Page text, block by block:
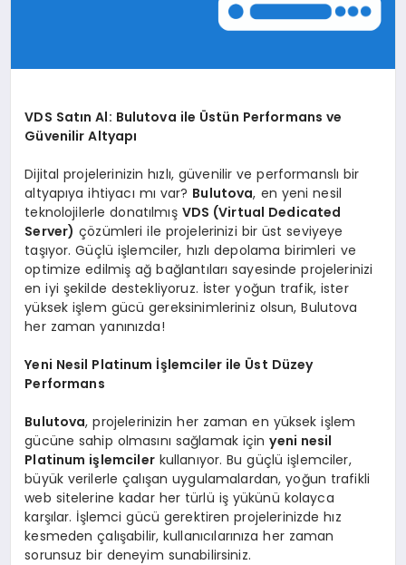
VDS Satın Al: Bulutova ile Üstün Performans ve
Güvenilir Altyapı
Dijital projelerinizin hızlı, güvenilir ve performanslı bir
altyapıya ihtiyacı mı var? Bulutova, en yeni nesil
teknolojilerle donatılmış VDS (Virtual Dedicated
Server) çözümleri ile projelerinizi bir üst seviyeye
taşıyor. Güçlü işlemciler, hızlı depolama birimleri ve
optimize edilmiş ağ bağlantıları sayesinde projelerinizi
en iyi şekilde destekliyoruz. İster yoğun trafik, ister
yüksek işlem gücü gereksinimleriniz olsun, Bulutova
her zaman yanınızda!
Yeni Nesil Platinum İşlemciler ile Üst Düzey
Performans
Bulutova, projelerinizin her zaman en yüksek işlem
gücüne sahip olmasını sağlamak içinyeni nesil
Platinum işlemcilerkullanıyor. Bu güçlü işlemciler,
büyük verilerle çalışan uygulamalardan, yoğun trafikli
web sitelerine kadar her türlü iş yükünü kolayca
karşılar. İşlemci gücü gerektiren projelerinizde hız
kesmeden çalışabilir, kullanıcılarınıza her zaman
sorunsuz bir deneyim sunabilirsiniz.